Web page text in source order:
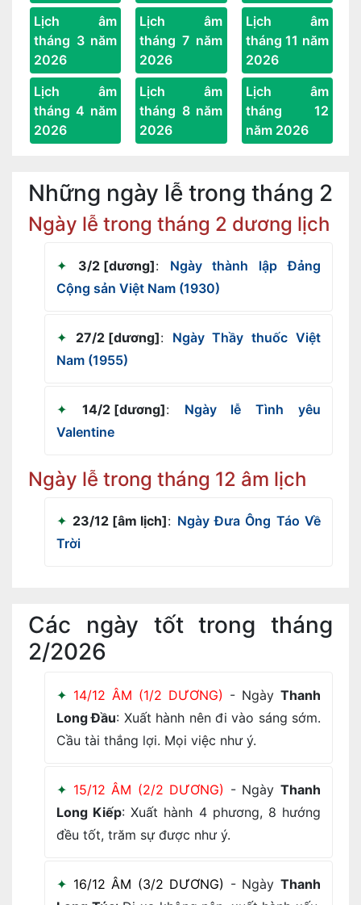
Lịch âm
tháng 3 năm
2026
Lịch âm
tháng 4 năm
2026
Lịch âm
tháng 7 năm
2026
Lịch âm
tháng 8 năm
2026
Lịch âm
tháng 11 năm
2026
Lịch âm
tháng 12
năm 2026
Những ngày lễ trong tháng 2
Ngày lễ trong tháng 2 dương lịch
3/2 [dương]:
Ngày thành lập Đảng
Cộng sản Việt Nam (1930)
27/2 [dương]:
Ngày Thầy thuốc Việt
Nam (1955)
14/2 [dương]:
Ngày lễ Tình yêu
Valentine
Ngày lễ trong tháng 12 âm lịch
23/12 [âm lịch]: Ngày Đưa Ông Táo Về
Trời
Các ngày tốt trong tháng
2/2026
14/12 ÂM (1/2 DƯƠNG) - Ngày Thanh
Long Đầu: Xuất hành nên đi vào sáng sớm.
Cầu tài thắng lợi. Mọi việc như ý.
15/12 ÂM (2/2 DƯƠNG) - NgàyThanh
Long Kiếp: Xuất hành 4 phương, 8 hướng
đều tốt, trăm sự được như ý.
16/12 ÂM (3/2 DƯƠNG) - NgàyThanh